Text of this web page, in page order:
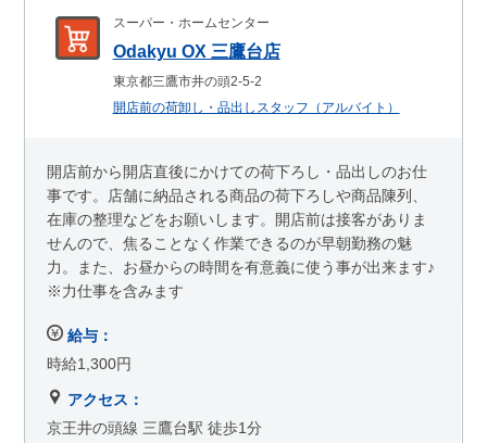
スーパー・ホームセンター
Odakyu OX 三鷹台店
東京都三鷹市井の頭2-5-2
開店前の荷卸し・品出しスタッフ（アルバイト）
開店前から開店直後にかけての荷下ろし・品出しのお仕
事です。店舗に納品される商品の荷下ろしや商品陳列、
在庫の整理などをお願いします。開店前は接客がありま
せんので、焦ることなく作業できるのが早朝勤務の魅
力。また、お昼からの時間を有意義に使う事が出来ます♪
※力仕事を含みます
給与：
時給1,300円
アクセス：
京王井の頭線 三鷹台駅 徒歩1分